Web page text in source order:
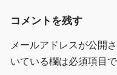
コメントを残す
メールアドレスが公開
いている欄は必須項目